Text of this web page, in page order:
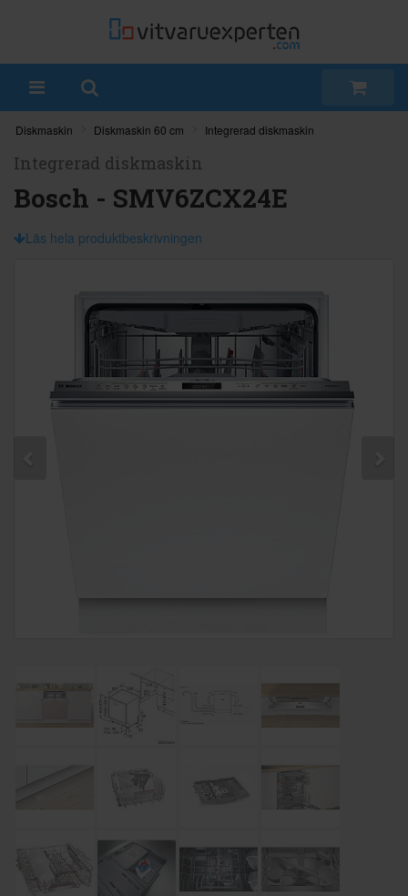
Diskmaskin Diskmaskin 60 cm Integrerad diskmaskin
Integrerad diskmaskin
Bosch - SMV6ZCX24E
Läs hela produktbeskrivningen